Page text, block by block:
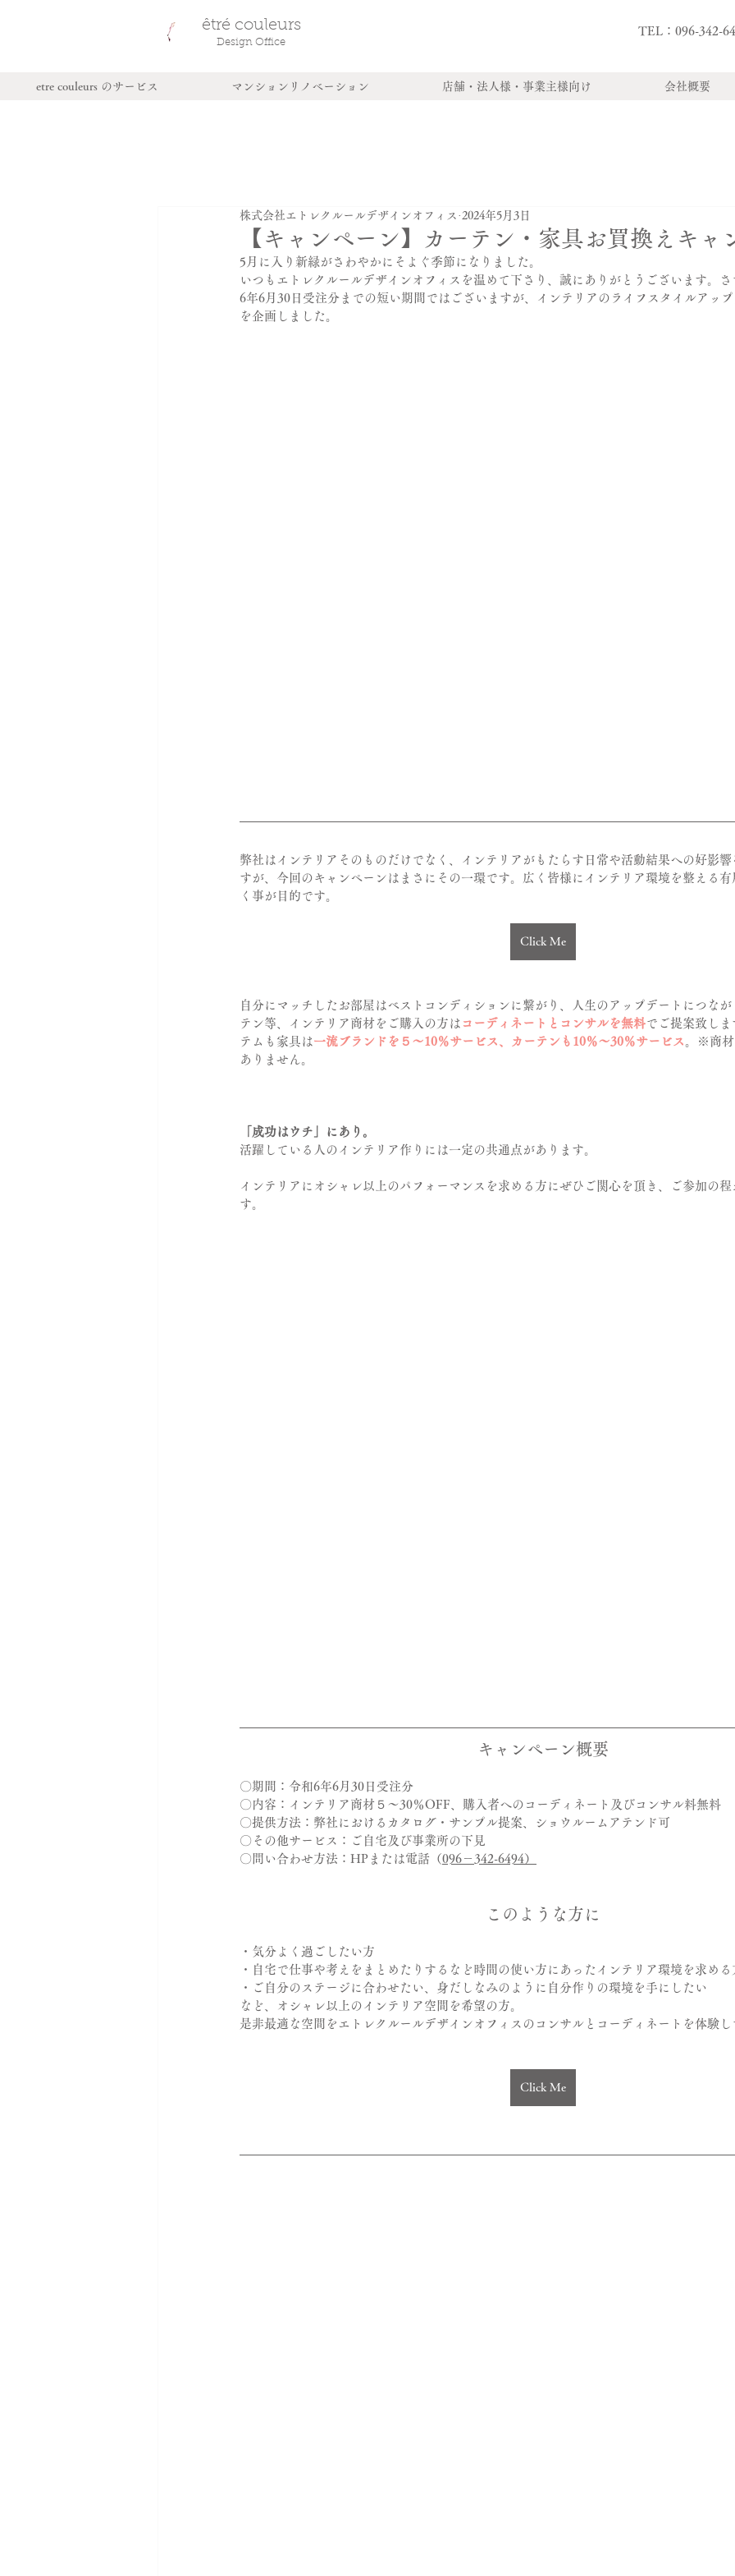
êtré couleurs
Design Office
TEL：096-342-
etre couleurs のサービス マンションリノベーション 店舗・法人様・事業主様向け 会社概要
【キャンペーン】カーテン・家具お買換えキャ
株式会社エトレクルールデザインオフィス 2024年5月3日
5月に入り新緑がさわやかにそよぐ季節になりました。
いつもエトレクルールデザインオフィスを温めて下さり、誠にありがとうございます。
6年6月30日受注分までの短い期間ではございますが、インテリアのライフスタイルアッ
を企画しました。
弊社はインテリアそのものだけでなく、インテリアがもたらす日常や活動結果への好影響
すが、今回のキャンペーンはまさにその一環です。広く皆様にインテリア環境を整える有
く事が目的です。
Click Me
自分にマッチしたお部屋はベストコンディションに繋がり、人生のアップデートにつな
テン等、インテリア商材をご購入の方は コーディネートとコンサルを無料でご提案致しま
テムも家具は 一流ブランドを５～10％サービス、カーテンも10％～30％サービス 。※商材
ありません。
「成功はウチ」にあり。
活躍している人のインテリア作りには一定の共通点があります。
インテリアにオシャレ以上のパフォーマンスを求める方にぜひご関心を頂き、ご参加の程
す。
キャンペーン概要
〇期間：令和6年6月30日受注分
〇内容：インテリア商材５～30％OFF、購入者へのコーディネート及びコンサル料無料
〇提供方法：弊社におけるカタログ・サンプル提案、ショウルームアテンド可
〇その他サービス：ご自宅及び事業所の下見
〇問い合わせ方法：HPまたは電話（096－342-6494）
このような方に
・気分よく過ごしたい方
・自宅で仕事や考えをまとめたりするなど時間の使い方にあったインテリア環境を求める
・ご自分のステージに合わせたい、身だしなみのように自分作りの環境を手にしたい
など、オシャレ以上のインテリア空間を希望の方。
是非最適な空間をエトレクルールデザインオフィスのコンサルとコーディネートを体験し
Click Me